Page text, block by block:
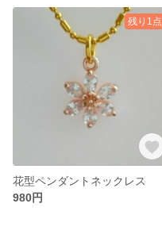
残り1点
花型ペンダントネックレス
980円